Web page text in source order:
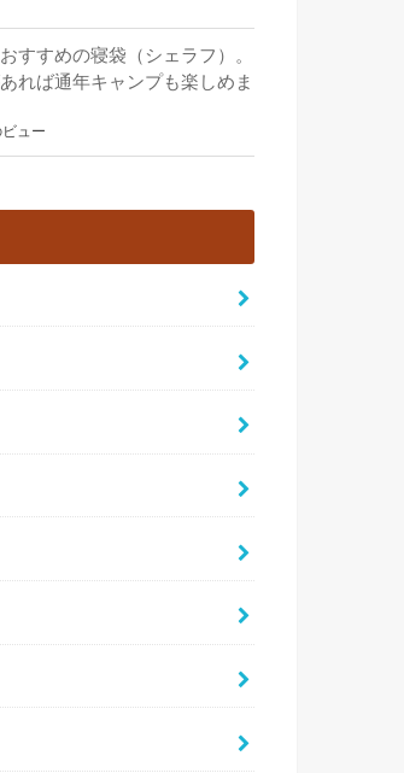
すすめの寝袋（シェラフ）。
れば通年キャンプも楽しめま
ュー